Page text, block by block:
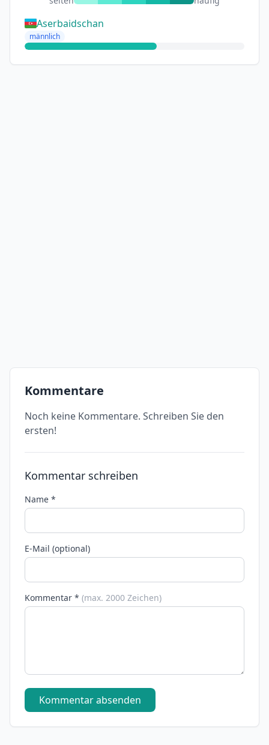
Aserbaidschan
männlich
Kommentare
Noch keine Kommentare. Schreiben Sie den
ersten!
Kommentar schreiben
Name *
E-Mail (optional)
Kommentar * (max. 2000 Zeichen)
Kommentar absenden